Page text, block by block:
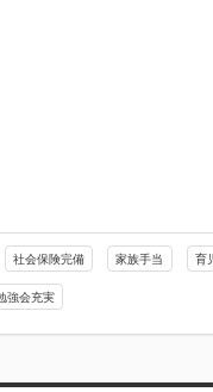
社会保険完備 家族手当 育
強会充実